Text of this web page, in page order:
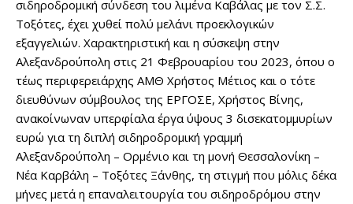
σιδηροδρομική σύνδεση του λιμένα Καβάλας με τον Σ.Σ.
Τοξότες, έχει χυθεί πολύ μελάνι προεκλογικών
εξαγγελιών. Χαρακτηριστική και η σύσκεψη στην
Αλεξανδρούπολη στις 21 Φεβρουαρίου του 2023, όπου ο
τέως περιφερειάρχης ΑΜΘ Χρήστος Μέτιος και ο τότε
διευθύνων σύμβουλος της ΕΡΓΟΣΕ, Χρήστος Βίνης,
ανακοίνωναν υπερφίαλα έργα ύψους 3 δισεκατομμυρίων
ευρώ για τη διπλή σιδηροδρομική γραμμή
Αλεξανδρούπολη – Ορμένιο και τη μονή Θεσσαλονίκη –
Νέα Καρβάλη – Τοξότες Ξάνθης, τη στιγμή που μόλις δέκα
μήνες μετά η επαναλειτουργία του σιδηροδρόμου στην